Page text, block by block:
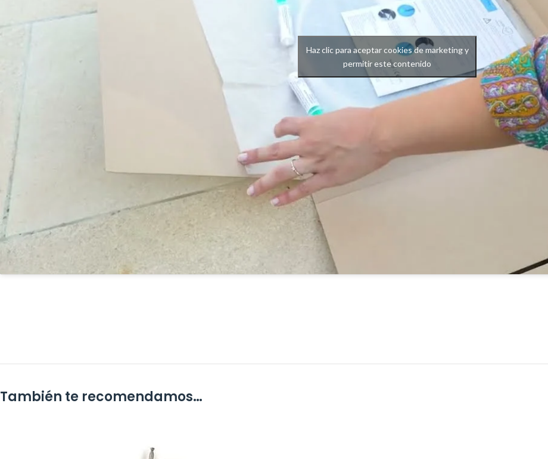
Haz clic para aceptar cookies de marketing y
permitir este contenido
También te recomendamos…